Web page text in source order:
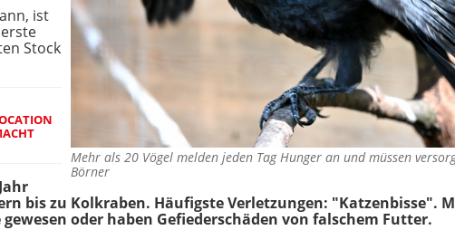
Mehr als 20 Vögel melden jeden Tag Hunger an und müssen
Börner
ist
Stock
A
DI
bis zu Kolkraben. Häufigste Verletzungen: "Katzenbisse".
oder haben Gefiederschäden von falschem Futter.